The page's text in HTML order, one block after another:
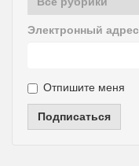
Электронный
Отпишите меня
Подписаться